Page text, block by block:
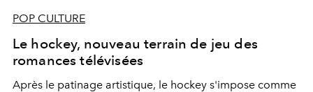
POP CULTURE
Le hockey, nouveau terrain de jeu des
romances télévisées
Après le patinage artistique, le hockey s'impose comme